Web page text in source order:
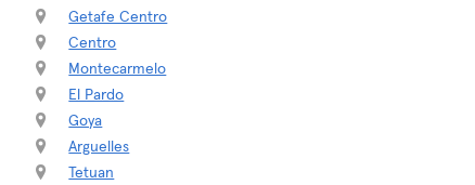
Getafe Centro
Centro
Montecarmelo
El Pardo
Goya
Arguelles
Tetuan